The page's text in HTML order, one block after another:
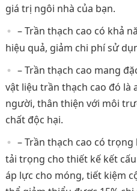
giá trị ngôi nhà của bạn.
– Trần thạch cao có khả
hiệu quả, giảm chi phí sử
– Trần thạch cao mang
vật liệu trần thạch cao đó là
người, thân thiện với môi
chất độc hại.
– Trần thạch cao có
tải trọng cho thiết kế kết
áp lực cho móng, tiết kiệm